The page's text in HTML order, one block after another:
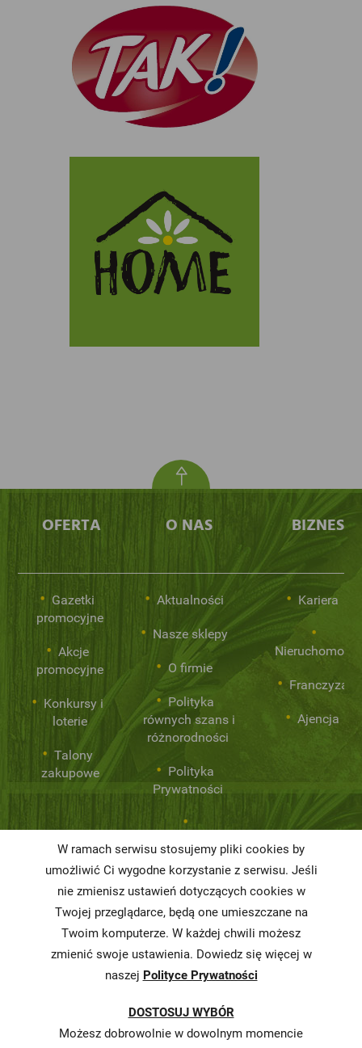
OFERTA
Gazetki
promocyjne
Akcje
promocyjne
Konkursy i
loterie
Talony
zakupowe
O NAS
Aktualności
Nasze sklepy
O firmie
Polityka
równych szans i
różnorodności
Polityka
Prywatności
żywności
Informacja o
realizowanej
strategii
podatkowej
Karty
Butelkomaty
BIZNES
Kariera
Nieruchomości
Franczyza
Ajencja
W ramach serwisu stosujemy pliki cookies by
umożliwić Ci wygodne korzystanie z serwisu. Jeśli
nie zmienisz ustawień dotyczących cookies w
Twojej przeglądarce, będą one umieszczane na
Twoim komputerze. W każdej chwili możesz
zmienić swoje ustawienia. Dowiedz się więcej w
naszej Polityce Prywatności
DOSTOSUJ WYBÓR
Możesz dobrowolnie w dowolnym momencie